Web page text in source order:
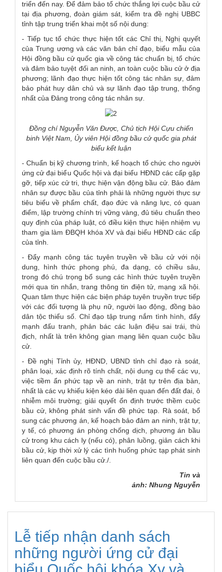
triển đến nay. Để đảm bảo tổ chức thắng lợi cuộc bầu cử
tại địa phương, đoàn giám sát, kiểm tra đề nghị UBBC
tỉnh tập trung triển khai một số nội dung:
- Tiếp tục tổ chức thực hiện tốt các Chỉ thị, Nghị quyết
của Trung ương và các văn bản chỉ đạo, biểu mẫu của
Hội đồng bầu cử quốc gia về công tác chuẩn bị, tổ chức
và đảm bảo tuyệt đối an ninh, an toàn cuộc bầu cử ở địa
phương; lãnh đạo thực hiện tốt công tác nhân sự, đảm
bảo phát huy dân chủ và sự lãnh đạo tập trung, thống
nhất của Đảng trong công tác nhân sự.
Đồng chí Nguyễn Văn Được, Chủ tịch Hội Cựu chiến
binh Việt Nam, Ủy viên Hội đồng bầu cử quốc gia phát
biểu kết luận
- Chuẩn bị kỹ chương trình, kế hoạch tổ chức cho người
ứng cử đại biểu Quốc hội và đại biểu HĐND các cấp gặp
gỡ, tiếp xúc cử tri, thực hiện vận động bầu cử. Bảo đảm
nhân sự được bầu của tỉnh phải là những người thực sự
tiêu biểu về phẩm chất, đạo đức và năng lực, có quan
điểm, lập trường chính trị vững vàng, đủ tiêu chuẩn theo
quy định của pháp luật, có điều kiện thực hiện nhiệm vụ
tham gia làm ĐBQH khóa XV và đại biểu HĐND các cấp
của tỉnh.
- Đẩy mạnh công tác tuyên truyền về bầu cử với nội
dung, hình thức phong phú, đa dạng, có chiều sâu,
trong đó chú trọng bổ sung các hình thức tuyên truyền
mới qua tin nhắn, trang thông tin điện tử, mạng xã hội.
Quan tâm thực hiện các biện pháp tuyên truyền trực tiếp
với các đối tượng là phụ nữ, người lao động, đồng bào
dân tộc thiểu số. Chỉ đạo tập trung nắm tình hình, đẩy
mạnh đấu tranh, phản bác các luận điệu sai trái, thù
địch, nhất là trên không gian mạng liên quan cuộc bầu
cử.
- Đề nghị Tỉnh ủy, HĐND, UBND tỉnh chỉ đạo rà soát,
phân loại, xác định rõ tính chất, nội dung cụ thể các vụ,
việc tiềm ẩn phức tạp về an ninh, trật tự trên địa bàn,
nhất là các vụ khiếu kiện kéo dài liên quan đến đất đai, ô
nhiễm môi trường; giải quyết ổn định trước thềm cuộc
bầu cử, không phát sinh vấn đề phức tạp. Rà soát, bổ
sung các phương án, kế hoạch bảo đảm an ninh, trật tự,
y tế, có phương án phòng chống dịch, phương án bầu
cử trong khu cách ly (nếu có), phân luồng, giản cách khi
bầu cử, kịp thời xử lý các tình huống phức tạp phát sinh
liên quan đến cuộc bầu cử./.
Tin và
ảnh: Nhung Nguyễn
Lễ tiếp nhận danh sách
những người ứng cử đại